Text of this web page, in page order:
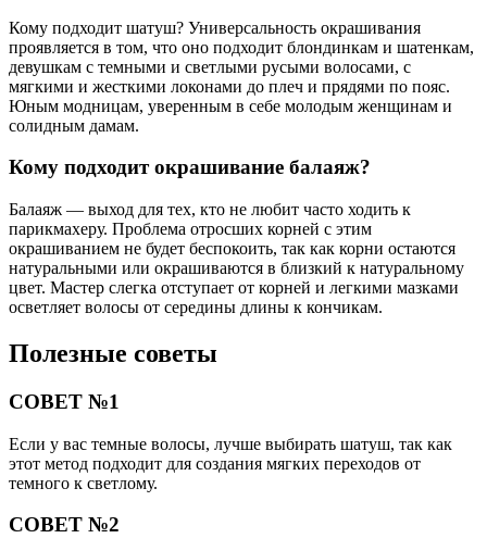
Кому подходит шатуш? Универсальность окрашивания
проявляется в том, что оно подходит блондинкам и шатенкам,
девушкам с темными и светлыми русыми волосами, с
мягкими и жесткими локонами до плеч и прядями по пояс.
Юным модницам, уверенным в себе молодым женщинам и
солидным дамам.
Кому подходит окрашивание балаяж?
Балаяж — выход для тех, кто не любит часто ходить к
парикмахеру. Проблема отросших корней с этим
окрашиванием не будет беспокоить, так как корни остаются
натуральными или окрашиваются в близкий к натуральному
цвет. Мастер слегка отступает от корней и легкими мазками
осветляет волосы от середины длины к кончикам.
Полезные советы
СОВЕТ №1
Если у вас темные волосы, лучше выбирать шатуш, так как
этот метод подходит для создания мягких переходов от
темного к светлому.
СОВЕТ №2